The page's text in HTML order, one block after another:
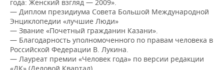
года: Женский взгляд — 2009».
— Диплом президиума Совета Большой Международной
Энциклопедии «лучшие Люди»
— Звание «Почетный гражданин Казани».
— Благодарность уполномоченного по правам человека в
Российской Федерации В. Лукина.
— Лауреат премии «Человек года» по версии редакции